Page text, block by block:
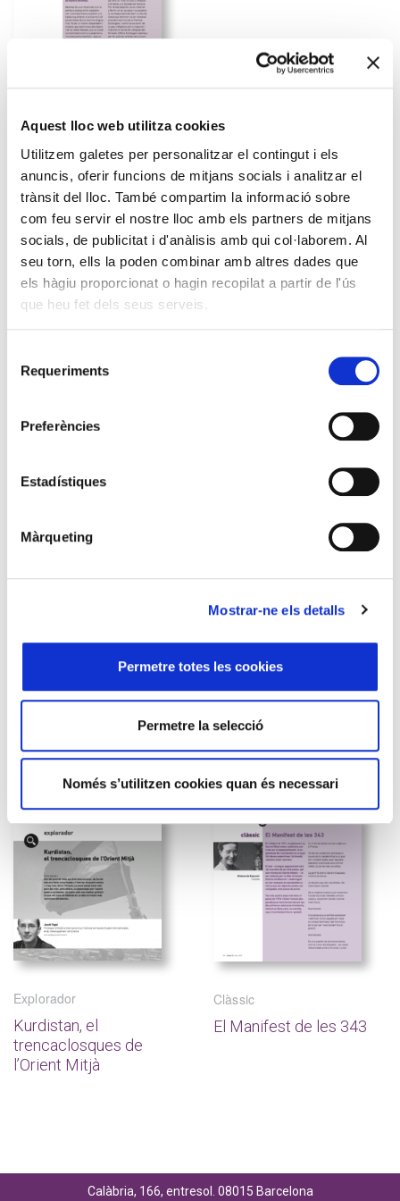
Aquest lloc web utilitza cookies
Utilitzem galetes per personalitzar el contingut i els
anuncis, oferir funcions de mitjans socials i analitzar el
trànsit del lloc. També compartim la informació sobre
com feu servir el nostre lloc amb els partners de mitjans
socials, de publicitat i d'anàlisis amb qui col·laborem. Al
seu torn, ells la poden combinar amb altres dades que
els hàgiu proporcionat o hagin recopilat a partir de l'ús
que heu fet dels seus serveis.
Requeriments
Preferències
Estadístiques
Màrqueting
Mostrar-ne els detalls
Permetre totes les cookies
Permetre la selecció
Només s’utilitzen cookies quan és necessari
Descarregar (PDF) ↓
Eugeni Xammar
. Director de la Càtedra Josep Pla de la UdG
Avui, dir el nom Xammar significa inevitablement referir-se a una
de les figures més llegendàries del periodisme català. Solitari
irreductible, escèptic, dotat d’un esperit crític fora del corrent, i
exhibint sempre un temperament inconformista i irònic, Eugeni
Xammar (Barcelona 1888 – L’Ametlla del Vallès, 1973) era un
home que tenia moltes coses a dir i que sovint les sabia dir de
manera divertida.
Comparteix aquest article
Altres articles d'aquest número de l'Eines
Els límits del clima: a la
natura, segons la ciència
i per la societat
Finestra
«El dret a decidir de
Catalunya i del Quebec»
Explorador
Kurdistan, el
trencaclosques de
l’Orient Mitjà
Clàssic
El Manifest de les 343
Calàbria, 166, entresol. 08015 Barcelona